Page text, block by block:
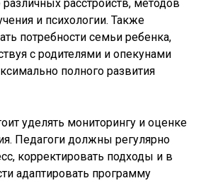
расстройств, методов
и психологии. Также
потребности семьи ребенка,
с родителями и опекунами
полного развития
уделять мониторингу и оценке
Педагоги должны регулярно
корректировать подходы и в
адаптировать программу